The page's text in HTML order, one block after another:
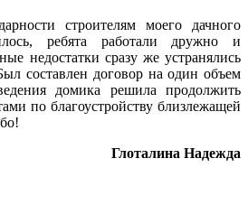
строителям моего дачного
ребята работали дружно и
недостатки сразу же устранялись
составлен договор на один объем
домика решила продолжить
по благоустройству близлежащей
Глоталина Надежда